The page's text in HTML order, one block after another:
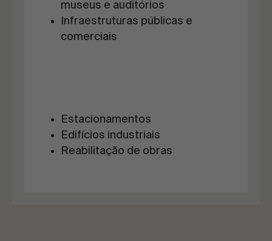
museus e auditórios
Infraestruturas públicas e
comerciais
Estacionamentos
Edifícios industriais
Reabilitação de obras